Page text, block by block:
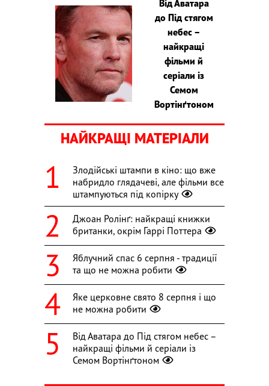
Від Аватара
до Під стягом
небес –
найкращі
фільми й
серіали із
Семом
Вортінґтоном
НАЙКРАЩІ МАТЕРІАЛИ
Злодійські штампи в кіно: що вже
набридло глядачеві, але фільми все
штампуються під копірку
Джоан Ролінґ: найкращі книжки
британки, окрім Гаррі Поттера
Яблучний спас 6 серпня - традиції
та що не можна робити
Яке церковне свято 8 серпня і що
не можна робити
Від Аватара до Під стягом небес –
найкращі фільми й серіали із
Семом Вортінґтоном